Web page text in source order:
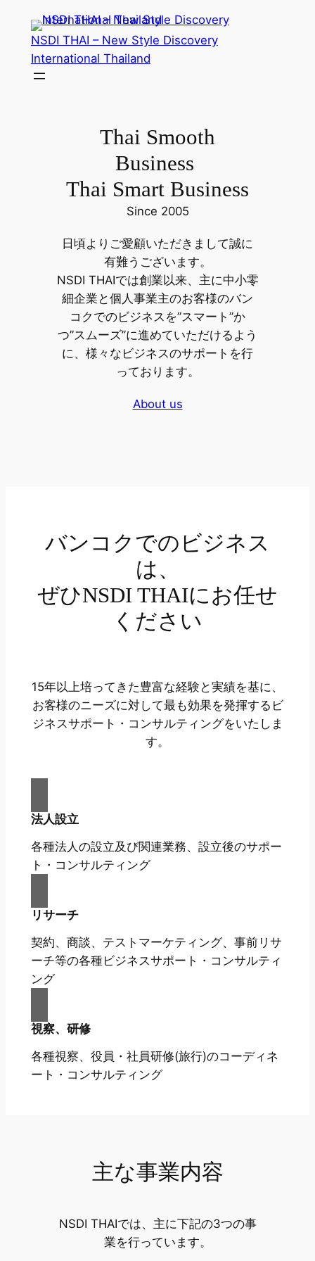
NSDI THAI – New Style Discovery
International Thailand
Thai Smooth
Business
Thai Smart Business
Since 2005
日頃よりご愛顧いただきまして誠に
有難うございます。
NSDI THAIでは創業以来、主に中小零
細企業と個人事業主のお客様のバン
コクでのビジネスを”スマート”か
つ”スムーズ”に進めていただけるよう
に、様々なビジネスのサポートを行
っております。
About us
バンコクでのビジネス
は、
ぜひNSDI THAIにお任せ
ください
15年以上培ってきた豊富な経験と実績を基に、
お客様のニーズに対して最も効果を発揮するビ
ジネスサポート・コンサルティングをいたしま
す。
法人設立
各種法人の設立及び関連業務、設立後のサポー
ト・コンサルティング
リサーチ
契約、商談、テストマーケティング、事前リサ
ーチ等の各種ビジネスサポート・コンサルティ
ング
視察、研修
各種視察、役員・社員研修(旅行)のコーディネ
ート・コンサルティング
主な事業内容
NSDI THAIでは、主に下記の3つの事
業を行っています。